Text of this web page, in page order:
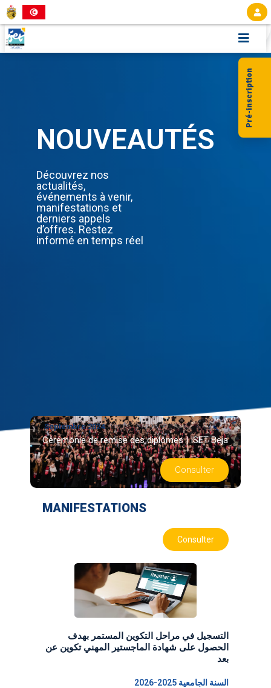
Aller
au
contenu
NOUVEAUTÉS
Découvrez nos
actualités,
événements à venir,
manifestations et
derniers appels
d’offres. Restez
informé en temps réel
Septembre 2024
Cérémonie de remise des diplômes | ISET Beja
Consulter
MANIFESTATIONS
Consulter
التسجيل في مراحل التكوين المستمر بهدف
الحصول على شهادة الماجستير المهني تكوين عن
بعد
السنة الجامعية 2025-2026